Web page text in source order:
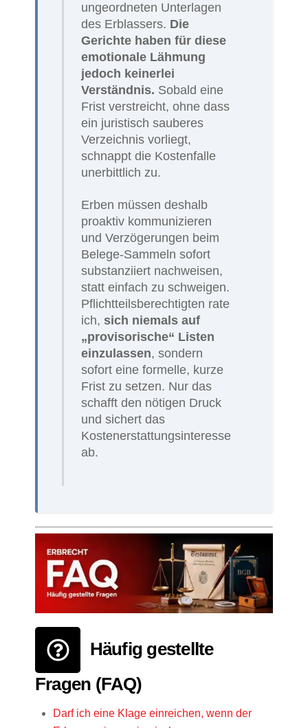
ungeordneten Unterlagen
des Erblassers. Die
Gerichte haben für diese
emotionale Lähmung
jedoch keinerlei
Verständnis. Sobald eine
Frist verstreicht, ohne dass
ein juristisch sauberes
Verzeichnis vorliegt,
schnappt die Kostenfalle
unerbittlich zu.
Erben müssen deshalb
proaktiv kommunizieren
und Verzögerungen beim
Belege-Sammeln sofort
substanziiert nachweisen,
statt einfach zu schweigen.
Pflichtteilsberechtigten rate
ich, sich niemals auf
„provisorische“ Listen
einzulassen, sondern
sofort eine formelle, kurze
Frist zu setzen. Nur das
schafft den nötigen Druck
und sichert das
Kostenerstattungsinteresse
ab.
Häufig gestellte
Fragen (FAQ)
Darf ich eine Klage einreichen, wenn der